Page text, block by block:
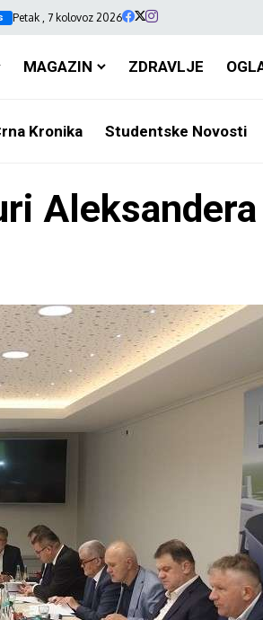
Petak , 7 kolovoz 2026
MAGAZIN ZDRAVLJE
Kronika Studentske Novosti